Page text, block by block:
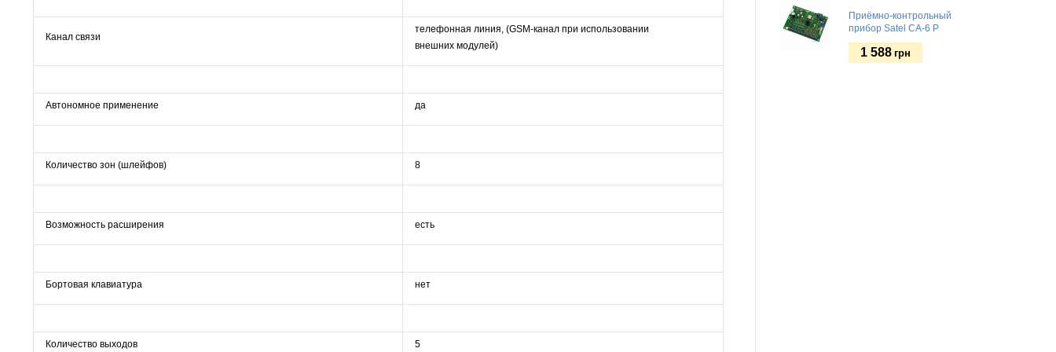
Приёмно-контрольный
прибор Satel CA-6 P
1 588 грн
Канал связи
телефонная линия, (GSM-канал при использовании
внешних модулей)
Автономное применение да
Количество зон (шлейфов) 8
Возможность расширения есть
Бортовая клавиатура нет
Количество выходов 5